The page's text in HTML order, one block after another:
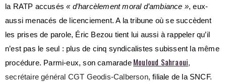
la RATP accusés« d’harcèlement moral d’ambiance », eux-
aussi menacés de licenciement. A la tribune où se succèdent
les prises de parole, Éric Bezou tient lui aussi à rappeler qu’il
n’est pas le seul : plus de cinq syndicalistes subissent la même
procédure. Parmi-eux, son camarade Mouloud Sahraoui,
secrétaire général CGT Geodis-Calberson, filiale de la SNCF.